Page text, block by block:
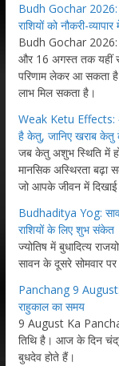
Budh Gochar 2026:
राशियों को नौकरी-
Budh Gochar 2026:
और 16 अगस्त तक यहीं
परिणाम लेकर आ सकता
लाभ मिल सकता है।
Weak Ketu Effects:
है केतु, जानिए खराब
जब केतु अशुभ स्थिति में
मानसिक अस्थिरता
जो आपके जीवन में
Budhaditya Yog:
राशियों के लिए शुभ संकेत
ज्योतिष में बुधादित्य
सावन के दूसरे सोमवार पर
Panchang 9 August:
राहुकाल का समय
9 August Ka
तिथि है। आज के दिन
बुधदेव होते हैं।